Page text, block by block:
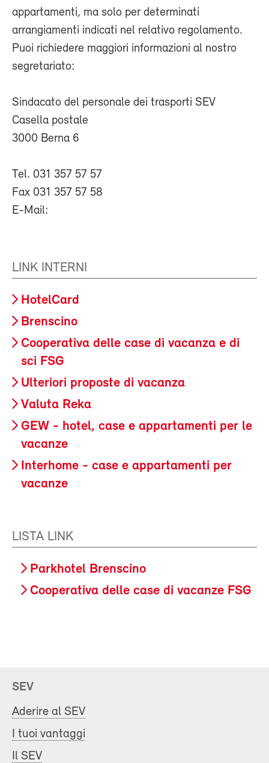
appartamenti, ma solo per determinati
arrangiamenti indicati nel relativo regolamento.
Puoi richiedere maggiori informazioni al nostro
segretariato:
Sindacato del personale dei trasporti SEV
Casella postale
3000 Berna 6
Tel. 031 357 57 57
Fax 031 357 57 58
E-Mail:
LINK INTERNI
HotelCard
Brenscino
Cooperativa delle case di vacanza e di
sci FSG
Ulteriori proposte di vacanza
Valuta Reka
GEW - hotel, case e appartamenti per le
vacanze
Interhome - case e appartamenti per
vacanze
LISTA LINK
Parkhotel Brenscino
Cooperativa delle case di vacanze FSG
SEV
Aderire al SEV
I tuoi vantaggi
Il SEV